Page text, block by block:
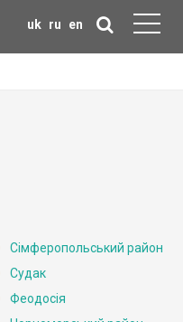
uk ru en
Сімферопольський район
Судак
Феодосія